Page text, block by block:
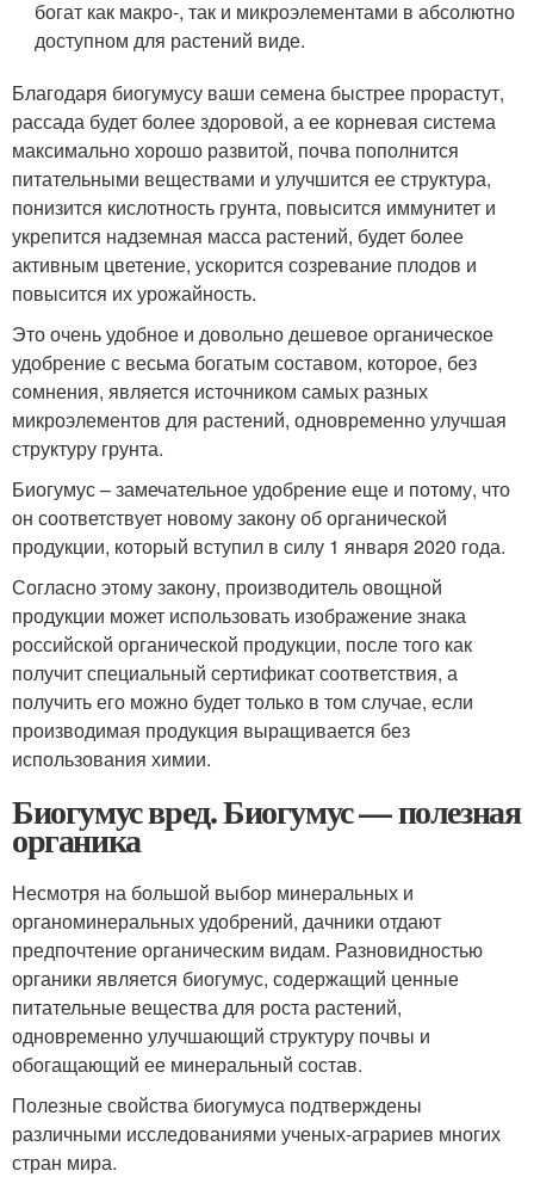
богат как макро-, так и микроэлементами в абсолютно
доступном для растений виде.
Благодаря биогумусу ваши семена быстрее прорастут,
рассада будет более здоровой, а ее корневая система
максимально хорошо развитой, почва пополнится
питательными веществами и улучшится ее структура,
понизится кислотность грунта, повысится иммунитет и
укрепится надземная масса растений, будет более
активным цветение, ускорится созревание плодов и
повысится их урожайность.
Это очень удобное и довольно дешевое органическое
удобрение с весьма богатым составом, которое, без
сомнения, является источником самых разных
микроэлементов для растений, одновременно улучшая
структуру грунта.
Биогумус – замечательное удобрение еще и потому, что
он соответствует новому закону об органической
продукции, который вступил в силу 1 января 2020 года.
Согласно этому закону, производитель овощной
продукции может использовать изображение знака
российской органической продукции, после того как
получит специальный сертификат соответствия, а
получить его можно будет только в том случае, если
производимая продукция выращивается без
использования химии.
Биогумус вред. Биогумус — полезная
органика
Несмотря на большой выбор минеральных и
органоминеральных удобрений, дачники отдают
предпочтение органическим видам. Разновидностью
органики является биогумус, содержащий ценные
питательные вещества для роста растений,
одновременно улучшающий структуру почвы и
обогащающий ее минеральный состав.
Полезные свойства биогумуса подтверждены
различными исследованиями ученых-аграриев многих
стран мира.